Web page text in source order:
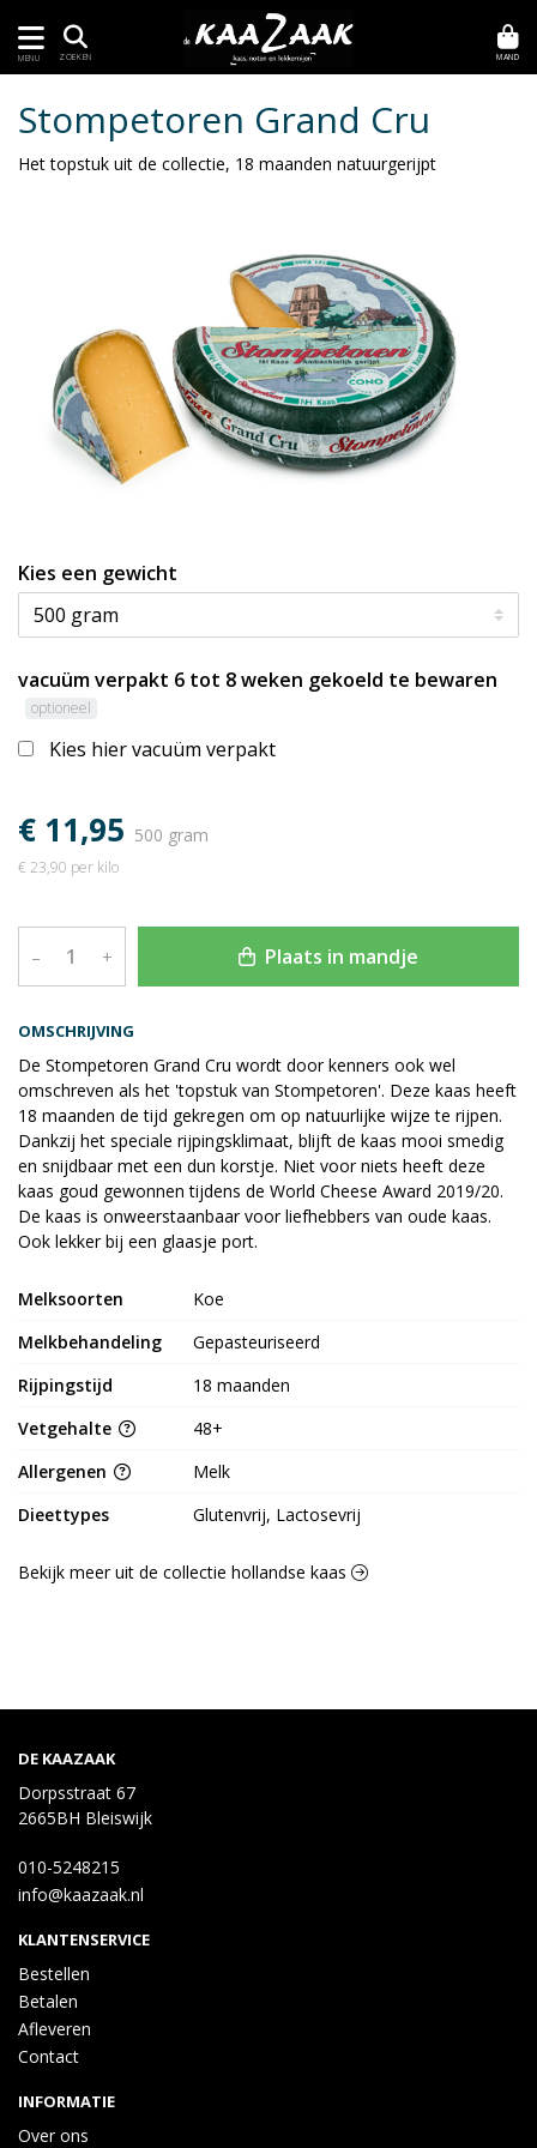
MENU ZOEKEN MAND
OMSCHRIJVING
De Stompetoren Grand Cru wordt door kenners ook wel
omschreven als het 'topstuk van Stompetoren'. Deze kaas heeft
18 maanden de tijd gekregen om op natuurlijke wijze te rijpen.
Dankzij het speciale rijpingsklimaat, blijft de kaas mooi smedig
en snijdbaar met een dun korstje. Niet voor niets heeft deze
kaas goud gewonnen tijdens de World Cheese Award 2019/20.
De kaas is onweerstaanbaar voor liefhebbers van oude kaas.
Ook lekker bij een glaasje port.
Stompetoren Grand Cru
Het topstuk uit de collectie, 18 maanden natuurgerijpt
Kies een gewicht
vacuüm verpakt 6 tot 8 weken gekoeld te bewaren
optioneel
Kies hier vacuüm verpakt
€ 11,95 500 gram
€ 23,90 per kilo
– + Plaats in mandje
Melksoorten
Koe
Melkbehandeling
Gepasteuriseerd
Rijpingstijd
18 maanden
Vetgehalte
48+
Allergenen
Melk
Dieettypes
Glutenvrij, Lactosevrij
Bekijk meer uit de collectie hollandse kaas
DE KAAZAAK
Dorpsstraat 67
2665BH Bleiswijk
010-5248215
info@kaazaak.nl
KLANTENSERVICE
Bestellen
Betalen
Afleveren
Contact
INFORMATIE
Over ons